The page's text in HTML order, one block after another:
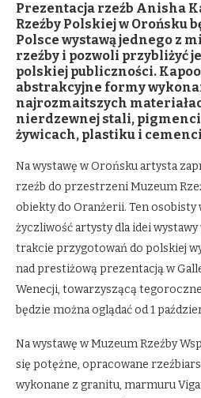
Prezentacja rzeźb Anisha
Rzeźby Polskiej w Orońsku
Polsce wystawą jednego z
rzeźby i pozwoli przybliżyć
polskiej publiczności.
abstrakcyjne formy
najrozmaitszych
nierdzewnej stali,
żywicach, plastiku i
Na wystawę w Orońsku artysta
rzeźb do przestrzeni Muzeum
obiekty do Oranżerii. Ten
życzliwość artysty dla idei
trakcie przygotowań do polskiej
nad prestiżową prezentacją w
Wenecji, towarzyszącą
będzie można oglądać od 1
Na wystawę w Muzeum Rzeźby
się potężne, opracowane
wykonane z granitu, marmuru